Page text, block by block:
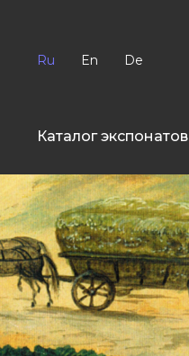
Ru En De
Каталог экспонатов